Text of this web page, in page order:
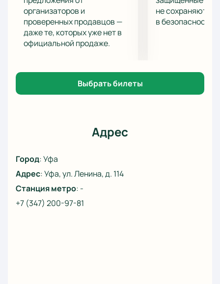
определенно станет центральной в туре и
доставит море эмоций болельщикам.
Купить билеты на игру «Салават Юлаев» (Уфа) -
«ЦСКА» (Москва) можно за максимально короткое
организаторов и
проверенных продавцов —
даже те, которых уже нет в
официальной продаже.
не сохраняются
в безопасности.
Выбрать билеты
Адрес
Город:Уфа
Адрес:Уфа, ул. Ленина, д. 114
Станция метро: -
+7 (347) 200-97-81